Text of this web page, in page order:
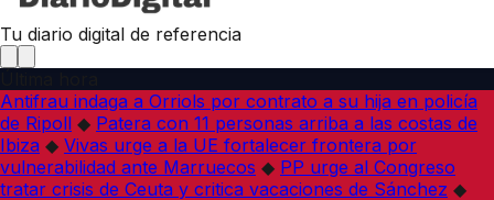
Tu diario digital de referencia
Antifrau indaga a Orriols por contrato a su hija en policía
de Ripoll ◆ Patera con 11 personas arriba a las costas de
Ibiza ◆ Vivas urge a la UE fortalecer frontera por
vulnerabilidad ante Marruecos ◆ PP urge al Congreso
tratar crisis de Ceuta y critica vacaciones de Sánchez ◆